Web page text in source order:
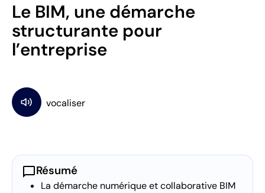
Le BIM, une démarche
structurante pour
l’entreprise
chat_bubbleRésumé
La démarche numérique et collaborative BIM